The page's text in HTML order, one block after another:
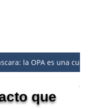
la OPA es una
que